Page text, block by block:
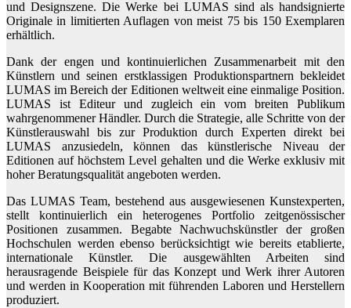
und Designszene. Die Werke bei LUMAS sind als handsignierte
Originale in limitierten Auflagen von meist 75 bis 150 Exemplaren
erhältlich.
Dank der engen und kontinuierlichen Zusammenarbeit mit den
Künstlern und seinen erstklassigen Produktionspartnern bekleidet
LUMAS im Bereich der Editionen weltweit eine einmalige Position.
LUMAS ist Editeur und zugleich ein vom breiten Publikum
wahrgenommener Händler. Durch die Strategie, alle Schritte von der
Künstlerauswahl bis zur Produktion durch Experten direkt bei
LUMAS anzusiedeln, können das künstlerische Niveau der
Editionen auf höchstem Level gehalten und die Werke exklusiv mit
hoher Beratungsqualität angeboten werden.
Das LUMAS Team, bestehend aus ausgewiesenen Kunstexperten,
stellt kontinuierlich ein heterogenes Portfolio zeitgenössischer
Positionen zusammen. Begabte Nachwuchskünstler der großen
Hochschulen werden ebenso berücksichtigt wie bereits etablierte,
internationale Künstler. Die ausgewählten Arbeiten sind
herausragende Beispiele für das Konzept und Werk ihrer Autoren
und werden in Kooperation mit führenden Laboren und Herstellern
produziert.